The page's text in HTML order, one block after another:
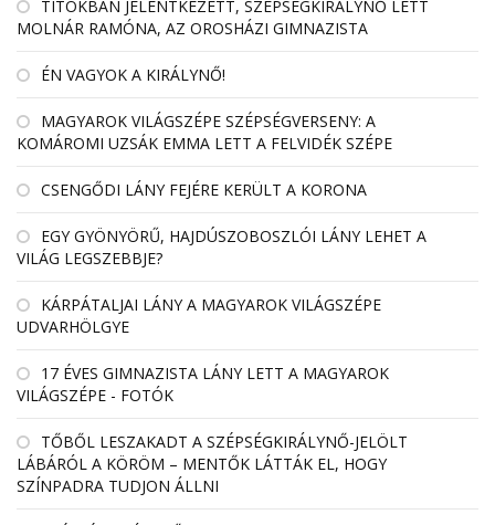
TITOKBAN JELENTKEZETT, SZÉPSÉGKIRÁLYNŐ LETT
MOLNÁR RAMÓNA, AZ OROSHÁZI GIMNAZISTA
ÉN VAGYOK A KIRÁLYNŐ!
MAGYAROK VILÁGSZÉPE SZÉPSÉGVERSENY: A
KOMÁROMI UZSÁK EMMA LETT A FELVIDÉK SZÉPE
CSENGŐDI LÁNY FEJÉRE KERÜLT A KORONA
EGY GYÖNYÖRŰ, HAJDÚSZOBOSZLÓI LÁNY LEHET A
VILÁG LEGSZEBBJE?
KÁRPÁTALJAI LÁNY A MAGYAROK VILÁGSZÉPE
UDVARHÖLGYE
17 ÉVES GIMNAZISTA LÁNY LETT A MAGYAROK
VILÁGSZÉPE - FOTÓK
TŐBŐL LESZAKADT A SZÉPSÉGKIRÁLYNŐ-JELÖLT
LÁBÁRÓL A KÖRÖM – MENTŐK LÁTTÁK EL, HOGY
SZÍNPADRA TUDJON ÁLLNI